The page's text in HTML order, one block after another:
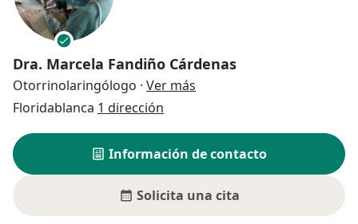
Dra. Marcela Fandiño Cárdenas
Otorrinolaringólogo · Ver más
Floridablanca 1 dirección
Información de contacto
Solicita una cita